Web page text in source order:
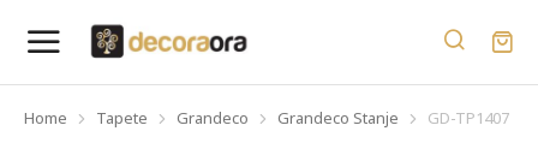
You are here:
Home Tapete Grandeco Grandeco Stanje GD-TP1407